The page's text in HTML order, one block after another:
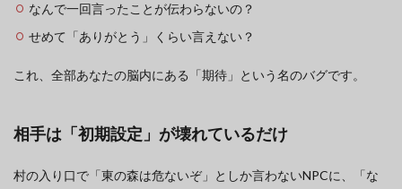
なんで一回言ったことが伝わらないの？
せめて「ありがとう」くらい言えない？
これ、全部あなたの脳内にある「期待」という名のバグです。
相手は「初期設定」が壊れているだけ
村の入り口で「東の森は危ないぞ」としか言わないNPCに、「な